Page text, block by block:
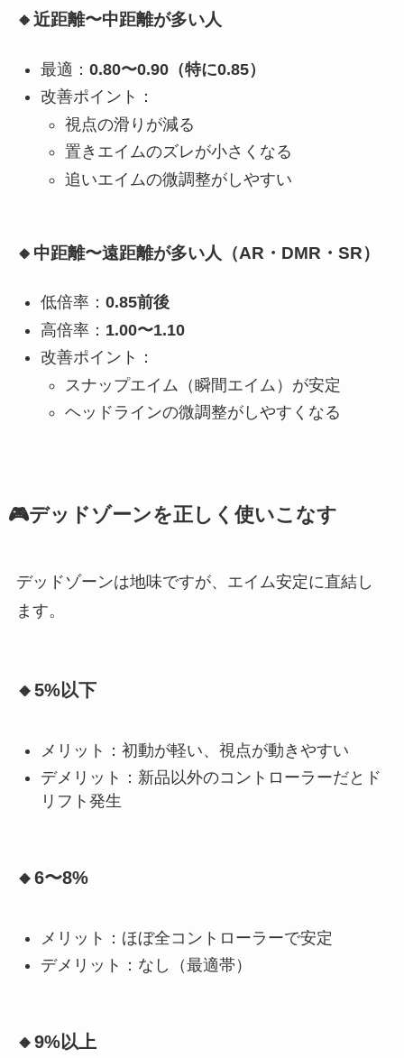
🔸近距離〜中距離が多い人
最適： 0.80〜0.90（特に0.85）
改善ポイント：
視点の滑りが減る
置きエイムのズレが小さくなる
追いエイムの微調整がしやすい
🔸中距離〜遠距離が多い人（AR・DMR・SR）
低倍率： 0.85前後
高倍率： 1.00〜1.10
改善ポイント：
スナップエイム（瞬間エイム）が安定
ヘッドラインの微調整がしやすくなる
🎮デッドゾーンを正しく使いこなす
デッドゾーンは地味ですが、エイム安定に直結し
ます。
🔸5%以下
メリット：初動が軽い、視点が動きやすい
デメリット：新品以外のコントローラーだとド
リフト発生
🔸6〜8%
メリット：ほぼ全コントローラーで安定
デメリット：なし（最適帯）
🔸9%以上